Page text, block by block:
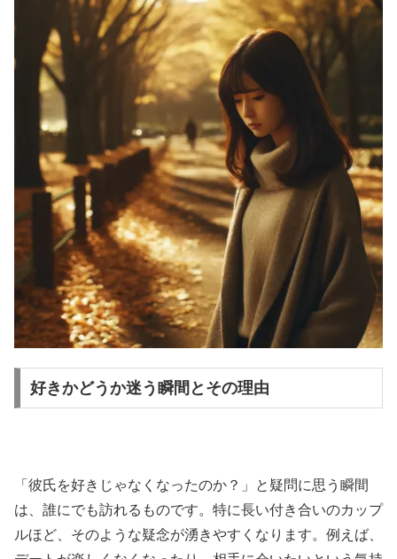
好きかどうか迷う瞬間とその理由
「彼氏を好きじゃなくなったのか？」と疑問に思う瞬間
は、誰にでも訪れるものです。特に長い付き合いのカップ
ルほど、そのような疑念が湧きやすくなります。例えば、